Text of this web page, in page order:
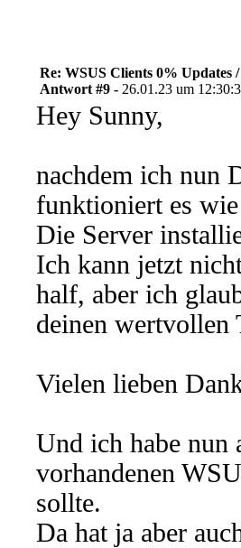
Re: WSUS Clients 0% Updates
Antwort #9 - 26.01.23 um
Hey Sunny,
nachdem ich nun
funktioniert es
Die Server
Ich kann jetzt
half, aber ich
deinen wertvollen
Vielen lieben
Und ich habe nun
vorhandenen
sollte.
Da hat ja aber